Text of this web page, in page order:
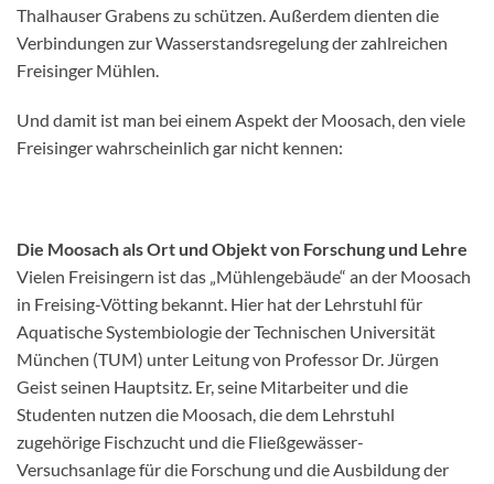
Thalhauser Grabens zu schützen. Außerdem dienten die
Verbindungen zur Wasserstandsregelung der zahlreichen
Freisinger Mühlen.
Und damit ist man bei einem Aspekt der Moosach, den viele
Freisinger wahrscheinlich gar nicht kennen:
Die Moosach als Ort und Objekt von Forschung und Lehre
Vielen Freisingern ist das „Mühlengebäude“ an der Moosach
in Freising-Vötting bekannt. Hier hat der Lehrstuhl für
Aquatische Systembiologie der Technischen Universität
München (TUM) unter Leitung von Professor Dr. Jürgen
Geist seinen Hauptsitz. Er, seine Mitarbeiter und die
Studenten nutzen die Moosach, die dem Lehrstuhl
zugehörige Fischzucht und die Fließgewässer-
Versuchsanlage für die Forschung und die Ausbildung der